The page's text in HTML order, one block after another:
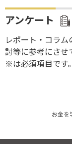
アンケート
レポート・コラ
討等に参考にさせ
※は必須項目です。
お金を